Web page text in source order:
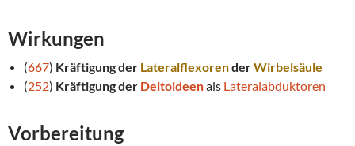
Wirkungen
(667) Kräftigung der LateralflexorenderWirbelsäule
(252) Kräftigung der Deltoideenals Lateralabduktoren
Vorbereitung